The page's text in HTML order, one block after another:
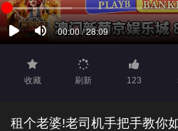
收藏 刷新 123
租个老婆!老司机手把手教你